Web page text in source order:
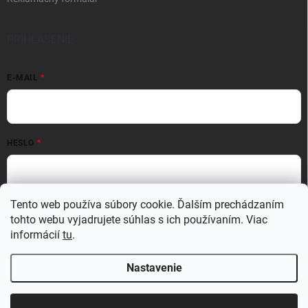
Tento web používa súbory cookie. Ďalším prechádzaním
tohto webu vyjadrujete súhlas s ich používaním. Viac
informácií tu.
Nastavenie
E-MAIL
HESLO
Prihlásiť sa
Nová registráciaZabudnuté heslo
Copyright 2026MATERIO. Všetky práva vyhradené.Upraviť nastavenie